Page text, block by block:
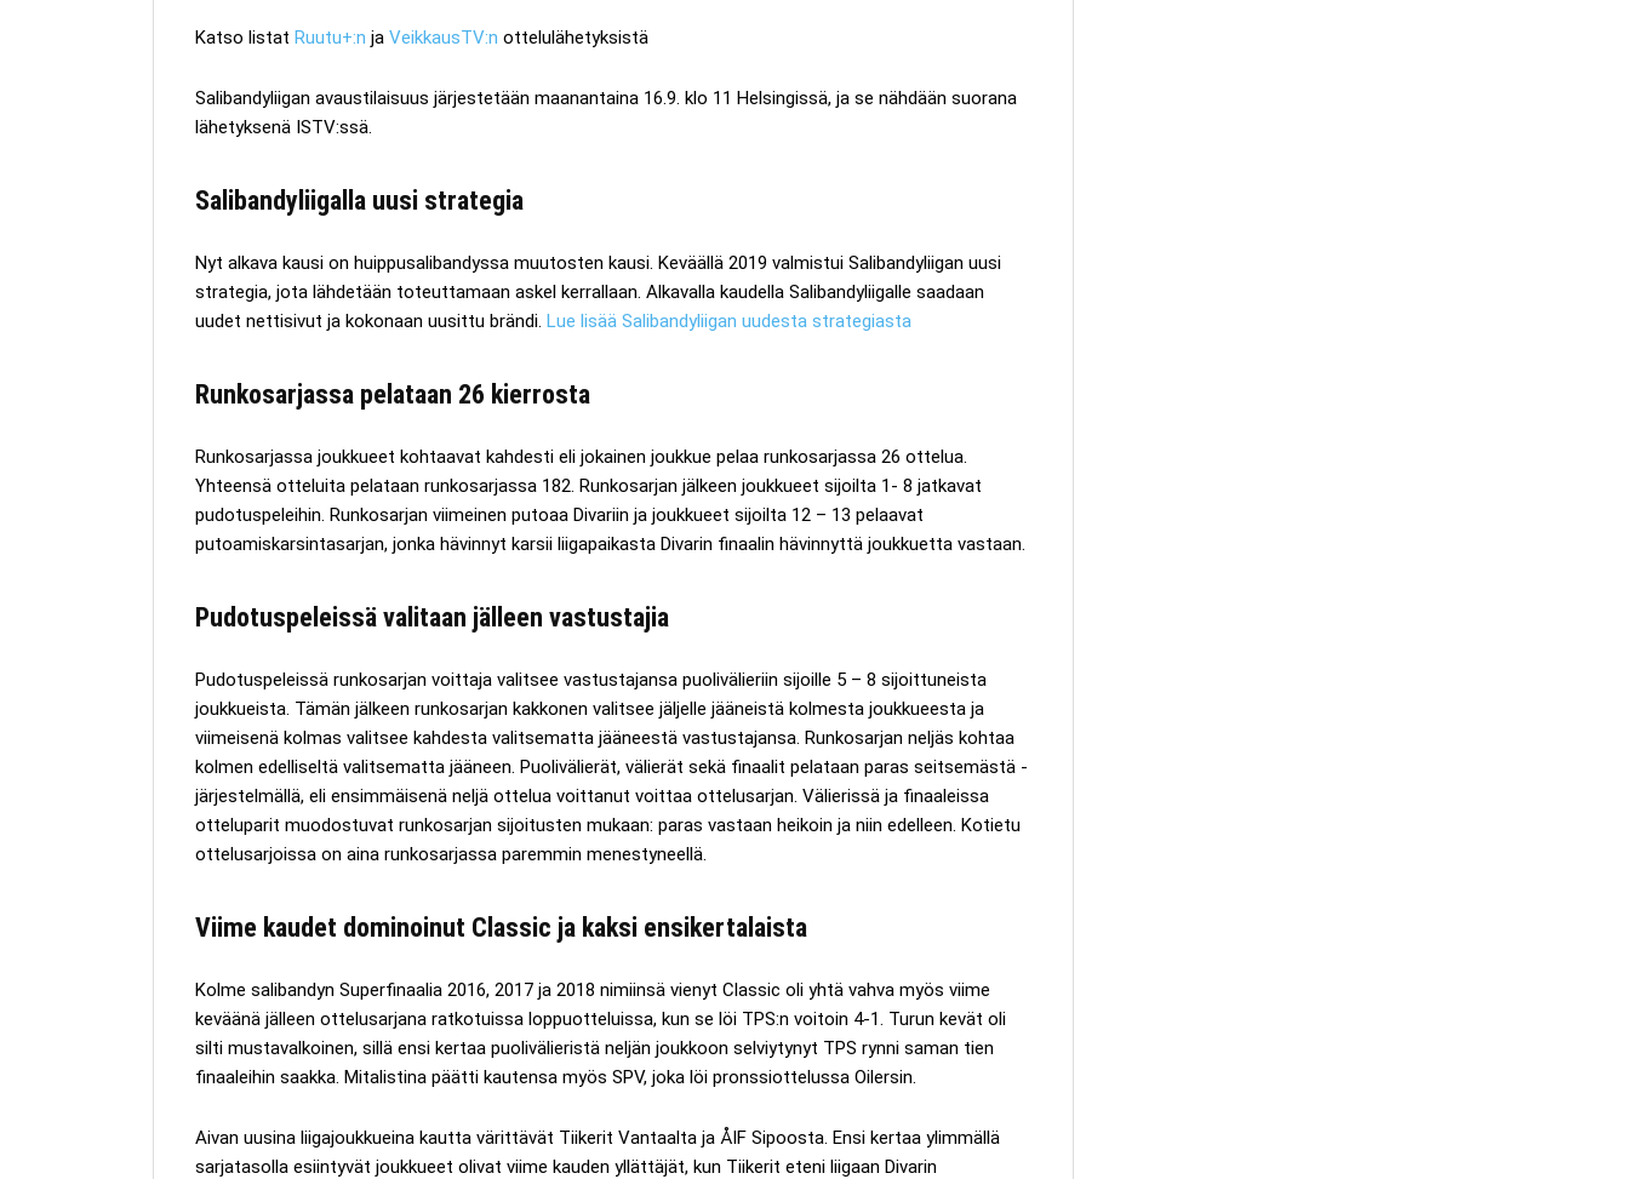
Katso listat Ruutu+:n ja VeikkausTV:n ottelulähetyksistä
Salibandyliigan avaustilaisuus järjestetään maanantaina 16.9. klo 11 Helsingissä, ja se nähdään suorana
lähetyksenä ISTV:ssä.
Salibandyliigalla uusi strategia
Nyt alkava kausi on huippusalibandyssa muutosten kausi. Keväällä 2019 valmistui Salibandyliigan uusi
strategia, jota lähdetään toteuttamaan askel kerrallaan. Alkavalla kaudella Salibandyliigalle saadaan
uudet nettisivut ja kokonaan uusittu brändi. Lue lisää Salibandyliigan uudesta strategiasta
Runkosarjassa pelataan 26 kierrosta
Runkosarjassa joukkueet kohtaavat kahdesti eli jokainen joukkue pelaa runkosarjassa 26 ottelua.
Yhteensä otteluita pelataan runkosarjassa 182. Runkosarjan jälkeen joukkueet sijoilta 1- 8 jatkavat
pudotuspeleihin. Runkosarjan viimeinen putoaa Divariin ja joukkueet sijoilta 12 – 13 pelaavat
putoamiskarsintasarjan, jonka hävinnyt karsii liigapaikasta Divarin finaalin hävinnyttä joukkuetta vastaan.
Pudotuspeleissä valitaan jälleen vastustajia
Pudotuspeleissä runkosarjan voittaja valitsee vastustajansa puolivälieriin sijoille 5 – 8 sijoittuneista
joukkueista. Tämän jälkeen runkosarjan kakkonen valitsee jäljelle jääneistä kolmesta joukkueesta ja
viimeisenä kolmas valitsee kahdesta valitsematta jääneestä vastustajansa. Runkosarjan neljäs kohtaa
kolmen edelliseltä valitsematta jääneen. Puolivälierät, välierät sekä finaalit pelataan paras seitsemästä -
järjestelmällä, eli ensimmäisenä neljä ottelua voittanut voittaa ottelusarjan. Välierissä ja finaaleissa
otteluparit muodostuvat runkosarjan sijoitusten mukaan: paras vastaan heikoin ja niin edelleen. Kotietu
ottelusarjoissa on aina runkosarjassa paremmin menestyneellä.
Viime kaudet dominoinut Classic ja kaksi ensikertalaista
Kolme salibandyn Superfinaalia 2016, 2017 ja 2018 nimiinsä vienyt Classic oli yhtä vahva myös viime
keväänä jälleen ottelusarjana ratkotuissa loppuotteluissa, kun se löi TPS:n voitoin 4-1. Turun kevät oli
silti mustavalkoinen, sillä ensi kertaa puolivälieristä neljän joukkoon selviytynyt TPS rynni saman tien
finaaleihin saakka. Mitalistina päätti kautensa myös SPV, joka löi pronssiottelussa Oilersin.
Aivan uusina liigajoukkueina kautta värittävät Tiikerit Vantaalta ja ÅIF Sipoosta. Ensi kertaa ylimmällä
sarjatasolla esiintyvät joukkueet olivat viime kauden yllättäjät, kun Tiikerit eteni liigaan Divarin